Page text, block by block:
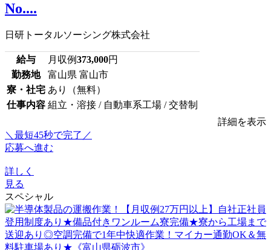
No....
日研トータルソーシング株式会社
給与 月収例373,000円
勤務地
富山県 富山市
寮・社宅 あり（無料）
仕事内容 組立・溶接 / 自動車系工場 / 交替制
詳細を表示
＼最短45秒で完了／
応募へ進む
詳しく
見る
スペシャル